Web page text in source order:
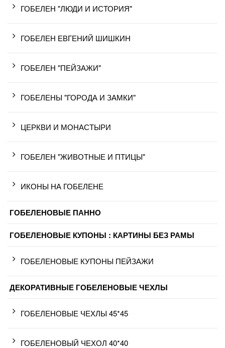
ГОБЕЛЕН "ЛЮДИ И ИСТОРИЯ"
ГОБЕЛЕН ЕВГЕНИЙ ШИШКИН
ГОБЕЛЕН "ПЕЙЗАЖИ"
ГОБЕЛЕНЫ "ГОРОДА И ЗАМКИ"
ЦЕРКВИ И МОНАСТЫРИ
ГОБЕЛЕН "ЖИВОТНЫЕ И ПТИЦЫ"
ИКОНЫ НА ГОБЕЛЕНЕ
ГОБЕЛЕНОВЫЕ ПАННО
ГОБЕЛЕНОВЫЕ КУПОНЫ : КАРТИНЫ БЕЗ РАМЫ
ГОБЕЛЕНОВЫЕ КУПОНЫ ПЕЙЗАЖИ
ДЕКОРАТИВНЫЕ ГОБЕЛЕНОВЫЕ ЧЕХЛЫ
ГОБЕЛЕНОВЫЕ ЧЕХЛЫ 45*45
ГОБЕЛЕНОВЫЙ ЧЕХОЛ 40*40